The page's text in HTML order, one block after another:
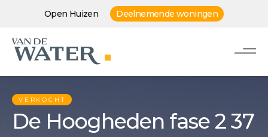
Open Huizen Deelnemende woningen
VERKOCHT
De Hoogheden fase 2 37